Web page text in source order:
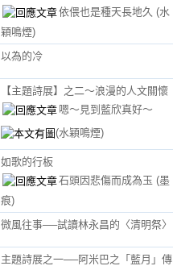
依偎也是種天長地久 (水
穎鳴煙)
以為的冷
【主題詩展】之二～浪漫的人文關懷
嗯～見到藍欣真好～
(水穎鳴煙)
如歌的行板
石頭因悲傷而成為玉 (墨
痕)
微風往事──試讀林永昌的〈清明祭〉
主題詩展之一──阿米巴之「藍月」傳